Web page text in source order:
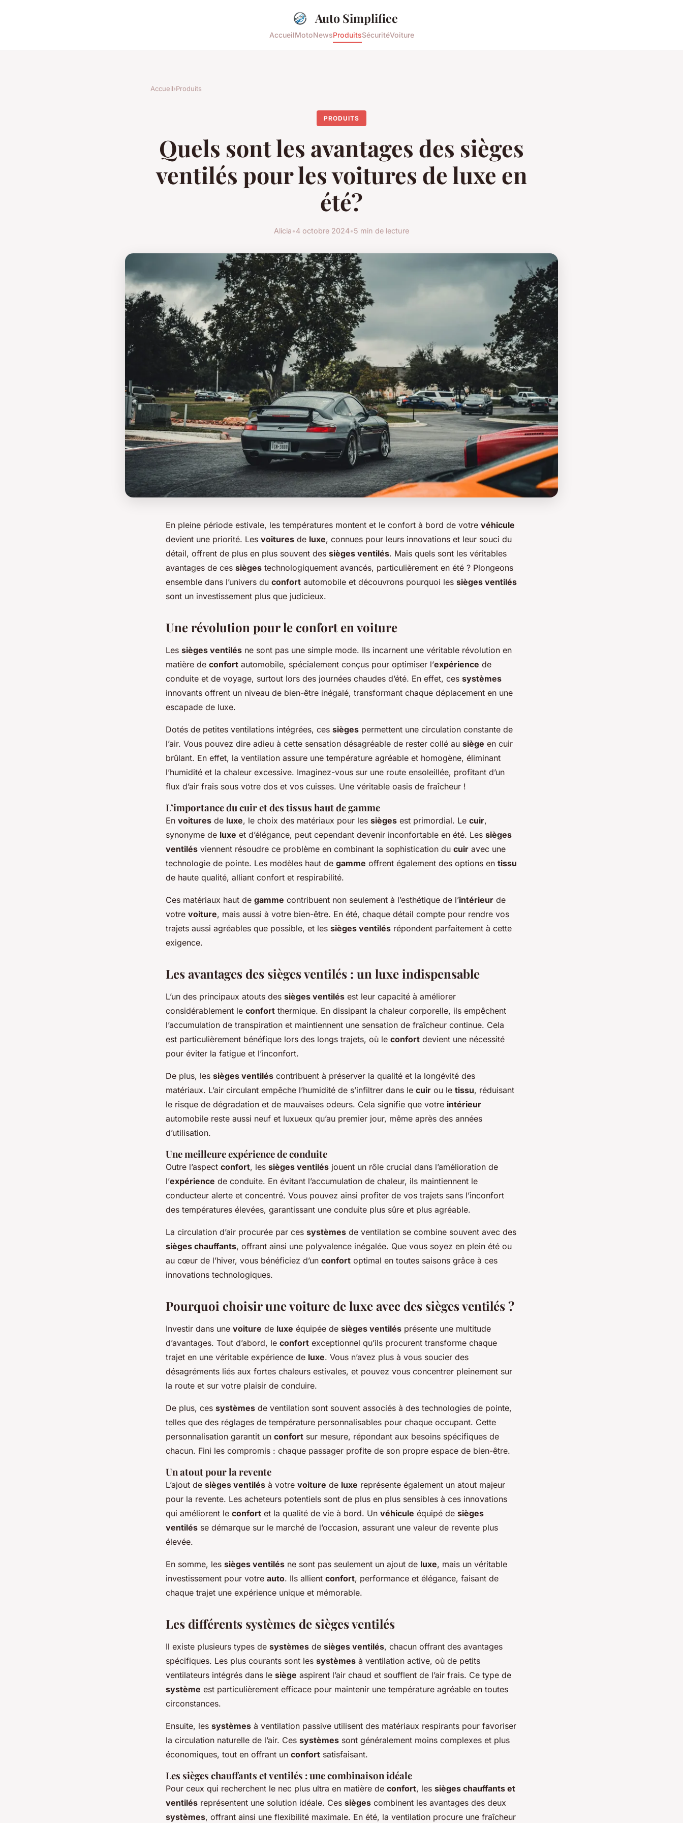
Auto Simplifiee
AccueilMotoNewsProduitsSécuritéVoiture
Accueil›Produits
PRODUITS
Quels sont les avantages des sièges
ventilés pour les voitures de luxe en
été?
Alicia•4 octobre 2024•5 min de lecture
En pleine période estivale, les températures montent et le confort à bord de votre véhicule
devient une priorité. Les voitures de luxe, connues pour leurs innovations et leur souci du
détail, offrent de plus en plus souvent des sièges ventilés. Mais quels sont les véritables
avantages de ces sièges technologiquement avancés, particulièrement en été ? Plongeons
ensemble dans l’univers du confort automobile et découvrons pourquoi les sièges ventilés
sont un investissement plus que judicieux.
Une révolution pour le confort en voiture
Les sièges ventilés ne sont pas une simple mode. Ils incarnent une véritable révolution en
matière de confort automobile, spécialement conçus pour optimiser l’expérience de
conduite et de voyage, surtout lors des journées chaudes d’été. En effet, ces systèmes
innovants offrent un niveau de bien-être inégalé, transformant chaque déplacement en une
escapade de luxe.
Dotés de petites ventilations intégrées, ces sièges permettent une circulation constante de
l’air. Vous pouvez dire adieu à cette sensation désagréable de rester collé au siège en cuir
brûlant. En effet, la ventilation assure une température agréable et homogène, éliminant
l’humidité et la chaleur excessive. Imaginez-vous sur une route ensoleillée, profitant d’un
flux d’air frais sous votre dos et vos cuisses. Une véritable oasis de fraîcheur !
L’importance du cuir et des tissus haut de gamme
En voitures de luxe, le choix des matériaux pour les sièges est primordial. Le cuir,
synonyme de luxe et d’élégance, peut cependant devenir inconfortable en été. Les sièges
ventilés viennent résoudre ce problème en combinant la sophistication du cuir avec une
technologie de pointe. Les modèles haut de gamme offrent également des options en tissu
de haute qualité, alliant confort et respirabilité.
Ces matériaux haut de gamme contribuent non seulement à l’esthétique de l’intérieur de
votre voiture, mais aussi à votre bien-être. En été, chaque détail compte pour rendre vos
trajets aussi agréables que possible, et les sièges ventilés répondent parfaitement à cette
exigence.
Les avantages des sièges ventilés : un luxe indispensable
L’un des principaux atouts des sièges ventilés est leur capacité à améliorer
considérablement le confort thermique. En dissipant la chaleur corporelle, ils empêchent
l’accumulation de transpiration et maintiennent une sensation de fraîcheur continue. Cela
est particulièrement bénéfique lors des longs trajets, où le confort devient une nécessité
pour éviter la fatigue et l’inconfort.
De plus, les sièges ventilés contribuent à préserver la qualité et la longévité des
matériaux. L’air circulant empêche l’humidité de s’infiltrer dans le cuir ou le tissu, réduisant
le risque de dégradation et de mauvaises odeurs. Cela signifie que votre intérieur
automobile reste aussi neuf et luxueux qu’au premier jour, même après des années
d’utilisation.
Une meilleure expérience de conduite
Outre l’aspect confort, les sièges ventilés jouent un rôle crucial dans l’amélioration de
l’expérience de conduite. En évitant l’accumulation de chaleur, ils maintiennent le
conducteur alerte et concentré. Vous pouvez ainsi profiter de vos trajets sans l’inconfort
des températures élevées, garantissant une conduite plus sûre et plus agréable.
La circulation d’air procurée par ces systèmes de ventilation se combine souvent avec des
sièges chauffants, offrant ainsi une polyvalence inégalée. Que vous soyez en plein été ou
au cœur de l’hiver, vous bénéficiez d’un confort optimal en toutes saisons grâce à ces
innovations technologiques.
Pourquoi choisir une voiture de luxe avec des sièges ventilés ?
Investir dans une voiture de luxe équipée de sièges ventilés présente une multitude
d’avantages. Tout d’abord, le confort exceptionnel qu’ils procurent transforme chaque
trajet en une véritable expérience de luxe. Vous n’avez plus à vous soucier des
désagréments liés aux fortes chaleurs estivales, et pouvez vous concentrer pleinement sur
la route et sur votre plaisir de conduire.
De plus, ces systèmes de ventilation sont souvent associés à des technologies de pointe,
telles que des réglages de température personnalisables pour chaque occupant. Cette
personnalisation garantit un confort sur mesure, répondant aux besoins spécifiques de
chacun. Fini les compromis : chaque passager profite de son propre espace de bien-être.
Un atout pour la revente
L’ajout de sièges ventilés à votre voiture de luxe représente également un atout majeur
pour la revente. Les acheteurs potentiels sont de plus en plus sensibles à ces innovations
qui améliorent le confort et la qualité de vie à bord. Un véhicule équipé de sièges
ventilés se démarque sur le marché de l’occasion, assurant une valeur de revente plus
élevée.
En somme, les sièges ventilés ne sont pas seulement un ajout de luxe, mais un véritable
investissement pour votre auto. Ils allient confort, performance et élégance, faisant de
chaque trajet une expérience unique et mémorable.
Les différents systèmes de sièges ventilés
Il existe plusieurs types de systèmes de sièges ventilés, chacun offrant des avantages
spécifiques. Les plus courants sont les systèmes à ventilation active, où de petits
ventilateurs intégrés dans le siège aspirent l’air chaud et soufflent de l’air frais. Ce type de
système est particulièrement efficace pour maintenir une température agréable en toutes
circonstances.
Ensuite, les systèmes à ventilation passive utilisent des matériaux respirants pour favoriser
la circulation naturelle de l’air. Ces systèmes sont généralement moins complexes et plus
économiques, tout en offrant un confort satisfaisant.
Les sièges chauffants et ventilés : une combinaison idéale
Pour ceux qui recherchent le nec plus ultra en matière de confort, les sièges chauffants et
ventilés représentent une solution idéale. Ces sièges combinent les avantages des deux
systèmes, offrant ainsi une flexibilité maximale. En été, la ventilation procure une fraîcheur